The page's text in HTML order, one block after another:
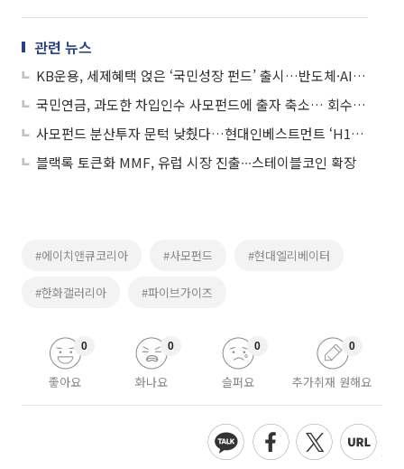
관련 뉴스
KB운용, 세제혜택 얹은 ‘국민성장 펀드’ 출시…반도체·AI 사모펀드에 분산투자
국민연금, 과도한 차입인수 사모펀드에 출자 축소… 회수전략도 고려
사모펀드 분산투자 문턱 낮췄다…현대인베스트먼트 ‘H1펀드’ 500억원 돌파
블랙록 토큰화 MMF, 유럽 시장 진출∙∙∙스테이블코인 확장
#에이치앤큐코리아 #사모펀드 #현대엘리베이터
#한화갤러리아 #파이브가이즈
좋아요
0
화나요
0
슬퍼요
0
추가취재 원해요
0